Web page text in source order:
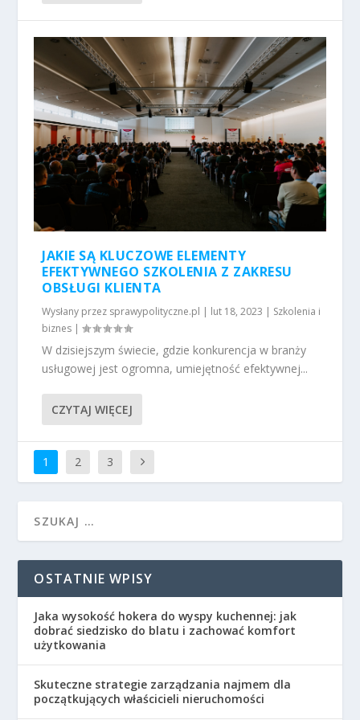
JAKIE SĄ KLUCZOWE ELEMENTY
EFEKTYWNEGO SZKOLENIA Z ZAKRESU
OBSŁUGI KLIENTA
Wysłany przez sprawypolityczne.pl | lut 18, 2023 | Szkolenia i
biznes |
W dzisiejszym świecie, gdzie konkurencja w branży
usługowej jest ogromna, umiejętność efektywnej...
CZYTAJ WIĘCEJ
1 2 3
OSTATNIE WPISY
Jaka wysokość hokera do wyspy kuchennej: jak
dobrać siedzisko do blatu i zachować komfort
użytkowania
Skuteczne strategie zarządzania najmem dla
początkujących właścicieli nieruchomości